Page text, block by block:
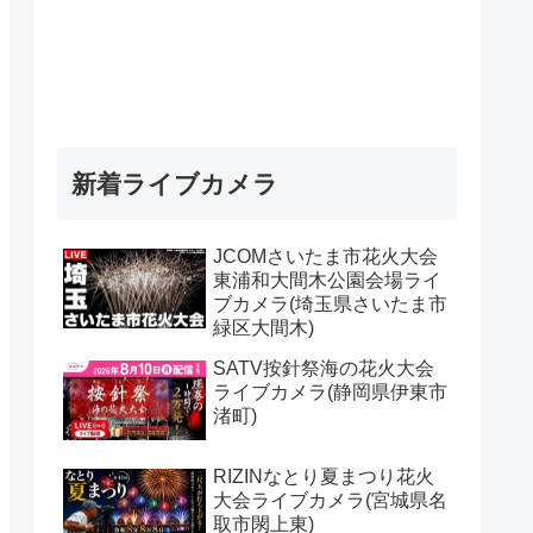
新着ライブカメラ
JCOMさいたま市花火大会
東浦和大間木公園会場ライ
ブカメラ(埼玉県さいたま市
緑区大間木)
SATV按針祭海の花火大会
ライブカメラ(静岡県伊東市
渚町)
RIZINなとり夏まつり花火
大会ライブカメラ(宮城県名
取市閖上東)